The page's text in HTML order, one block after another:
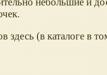
(в каталоге в